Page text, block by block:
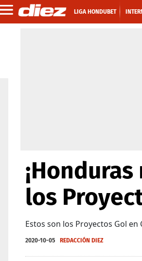
LIGA HONDUBET
los
Estos son los Proyectos Gol en
2020-10-05 REDACCIÓN DIEZ